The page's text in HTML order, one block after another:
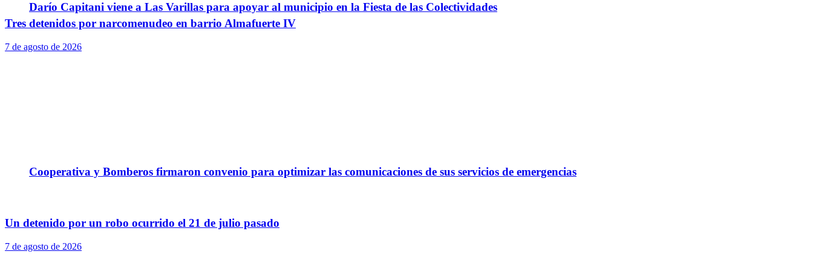
Darío Capitani viene a Las Varillas para apoyar al municipio en la Fiesta de las Colectividades
Cooperativa y Bomberos firmaron convenio para optimizar las comunicaciones de sus servicios de emergencias
Tres detenidos por narcomenudeo en barrio Almafuerte IV
7 de agosto de 2026
Un detenido por un robo ocurrido el 21 de julio pasado
7 de agosto de 2026